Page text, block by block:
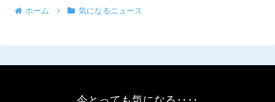
ホーム 気になるニュース